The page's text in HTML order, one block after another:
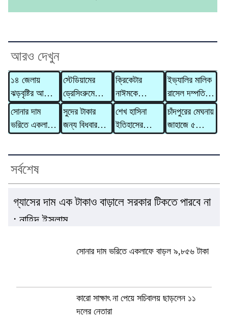
আরও দেখুন
১৪ জেলায়
ঝড়বৃষ্টির আভাস,
সতর্কসংকেত
স্টেডিয়ামের
ড্রেসিংরুমে
হাতে লেখা চিঠি
রেখে যুক্তরাষ্ট্র
ছাড়ল ইরান
ক্রিকেটার
নাঈমকে
মারধরের ঘটনায়
অভিযুক্ত
ওসিকে
ইভ্যালির মালিক
রাসেল দম্পতির
বিরুদ্ধে ৩১০
কোটি টাকার
মানিলন্ডারিং
সোনার দাম
ভরিতে একলাফে
সুদের টাকার
জন্য বিধবার
শেখ হাসিনা
ইতিহাসের
চাঁদপুরের মেঘনায়
জাহাজে ৫
সর্বশেষ
গ্যাসের দাম এক টাকাও বাড়ালে সরকার টিকতে পারবে না
: নাহিদ ইসলাম
সোনার দাম ভরিতে একলাফে বাড়ল ৯,৮৫৬ টাকা
কারো সাক্ষাৎ না পেয়ে সচিবালয় ছাড়লেন ১১
দলের নেতারা